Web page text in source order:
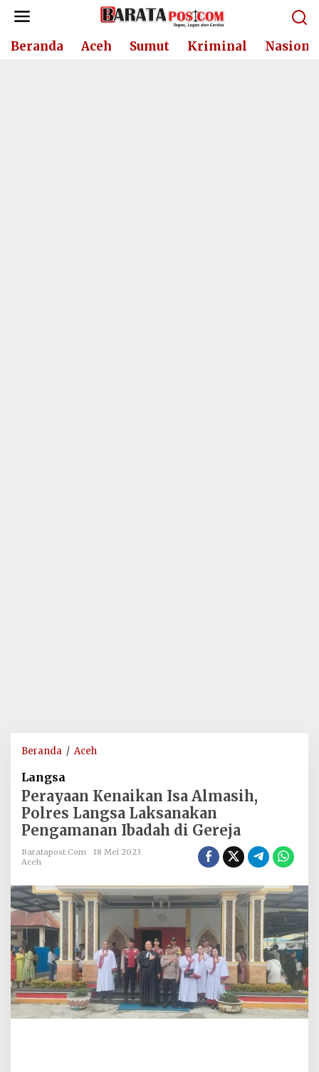
Lewati
konten
Beranda Aceh Sumut Kriminal
Beranda / Aceh
Almasih,
Polres
Langsa
di
Gereja
Langsa
Perayaan Kenaikan Isa Almasih,
Polres Langsa Laksanakan
Pengamanan Ibadah di Gereja
Baratapost.com
18 Mei 2023
Aceh